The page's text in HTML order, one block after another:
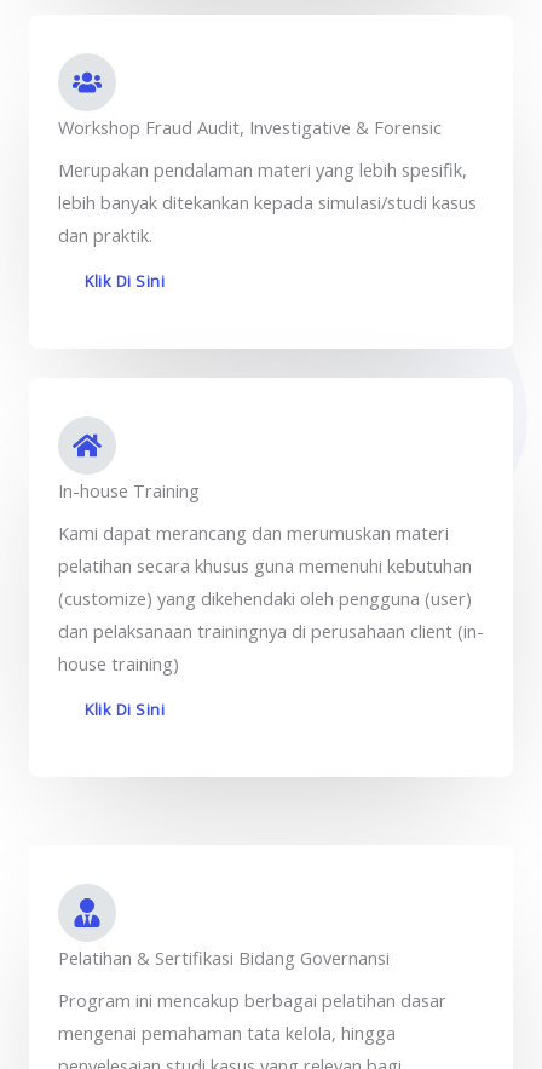
Workshop Fraud Audit, Investigative & Forensic
Merupakan pendalaman materi yang lebih spesifik,
lebih banyak ditekankan kepada simulasi/studi kasus
dan praktik.
Klik Di Sini
In-house Training
Kami dapat merancang dan merumuskan materi
pelatihan secara khusus guna memenuhi kebutuhan
(customize) yang dikehendaki oleh pengguna (user)
dan pelaksanaan trainingnya di perusahaan client (in-
house training)
Klik Di Sini
Pelatihan & Sertifikasi Bidang Governansi
Program ini mencakup berbagai pelatihan dasar
mengenai pemahaman tata kelola, hingga